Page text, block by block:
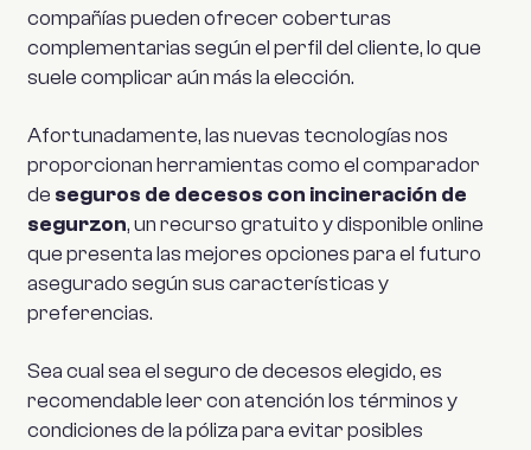
compañías pueden ofrecer coberturas
complementarias según el perfil del cliente, lo que
suele complicar aún más la elección.
Afortunadamente, las nuevas tecnologías nos
proporcionan herramientas como el comparador
de seguros de decesos con incineración de
segurzon, un recurso gratuito y disponible online
que presenta las mejores opciones para el futuro
asegurado según sus características y
preferencias.
Sea cual sea el seguro de decesos elegido, es
recomendable leer con atención los términos y
condiciones de la póliza para evitar posibles